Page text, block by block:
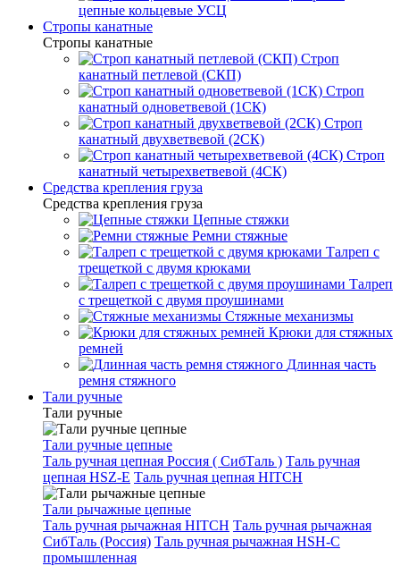
цепные кольцевые УСЦ
Стропы канатные
Стропы канатные
Строп
канатный петлевой (СКП)
Строп
канатный одноветвевой (1СК)
Строп
канатный двухветвевой (2СК)
Строп
канатный четырехветвевой (4СК)
Средства крепления груза
Средства крепления груза
Цепные стяжки
Ремни стяжные
Талреп с
трещеткой с двумя крюками
Талреп
с трещеткой с двумя проушинами
Стяжные механизмы
Крюки для стяжных
ремней
Длинная часть
ремня стяжного
Тали ручные
Тали ручные
Тали ручные цепные
Таль ручная цепная Россия ( СибТаль ) Таль ручная
цепная HSZ-E Таль ручная цепная HITCH
Тали рычажные цепные
Таль ручная рычажная HITCH Таль ручная рычажная
СибТаль (Россия) Таль ручная рычажная HSH-C
промышленная